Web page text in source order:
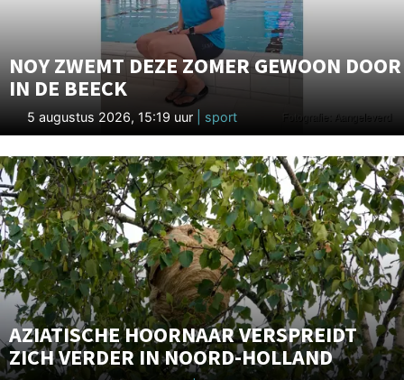
NOY ZWEMT DEZE ZOMER GEWOON DOOR
IN DE BEECK
5 augustus 2026, 15:19 uur | sport
AZIATISCHE HOORNAAR VERSPREIDT
ZICH VERDER IN NOORD-HOLLAND